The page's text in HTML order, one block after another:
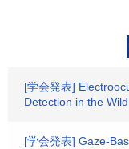
[学会発表]
Detection in the Wild
[学会発表] Gaze-